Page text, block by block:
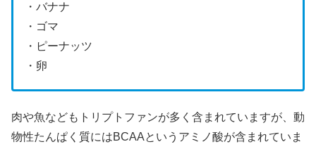
・バナナ
・ゴマ
・ピーナッツ
・卵
肉や魚などもトリプトファンが多く含まれていますが、動
物性たんぱく質にはBCAAというアミノ酸が含まれていま